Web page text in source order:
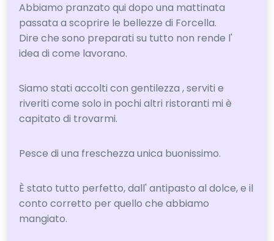
Abbiamo pranzato qui dopo una mattinata
passata a scoprire le bellezze di Forcella.
Dire che sono preparati su tutto non rende l'
idea di come lavorano.
Siamo stati accolti con gentilezza , serviti e
riveriti come solo in pochi altri ristoranti mi è
capitato di trovarmi.
Pesce di una freschezza unica buonissimo.
È stato tutto perfetto, dall' antipasto al dolce, e il
conto corretto per quello che abbiamo
mangiato.